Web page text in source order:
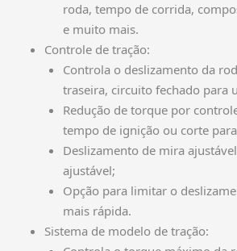
roda, tempo de corrida,
e muito mais.
Controle de tração:
Controla o deslizamento da
traseira, circuito fechado para
Redução de torque por
tempo de ignição ou corte
Deslizamento de mira
ajustável;
Opção para limitar o
mais rápida.
Sistema de modelo de tração: